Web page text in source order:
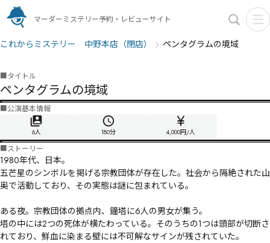
マーダーミステリー予約・レビューサイト
これからミステリー 中野本店（閉店） ペンタグラムの境域
■タイトル
ペンタグラムの境域
■公演基本情報
6人 180分 4,000円/人
■ストーリー
1980年代、日本。
五芒星のシンボルを掲げる宗教団体が存在した。社会から隔絶された山
奥で活動しており、その実態は謎に包まれている。
ある夜。宗教団体の拠点内、鐘塔に6人の男女が集う。
塔の中には2つの死体が横たわっている。そのうちの1つは頭部が切断さ
れており、鮮血に染まる壁には不可解なサインが残されていた。